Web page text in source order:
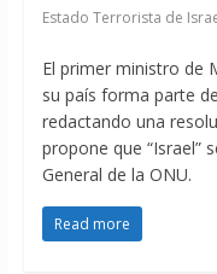
Estado Terrorista de
El primer ministro de
su país forma parte
redactando una
propone que “Israel”
General de la ONU.
Read more